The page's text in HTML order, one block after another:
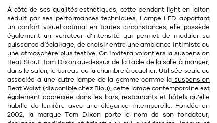
Tapis
Rideau de douche
Divers
bougie35
Bougie
pour la chambre15
Commode
Chevet
À côté de ses qualités esthétiques, cette pendant light en laiton
séduit par ses performances techniques. Lampe LED apportant
un confort visuel optimal en toutes circonstances, elle possède
également un variateur d’intensité qui permet de moduler sa
puissance d’éclairage, de choisir entre une ambiance intimiste ou
une atmosphère plus festive. On invitera volontiers la suspension
Beat Stout Tom Dixon au-dessus de la table de la salle à manger,
dans le salon, le bureau ou la chambre à coucher. Utilisée seule ou
associée à une autre lampe de la gamme comme la suspension
Beat Waist (disponible chez Blou), cette lampe contemporaine est
également appréciée dans les bars, restaurants et hôtels qu’elle
habille de lumière avec une élégance intemporelle. Fondée en
2002, la marque Tom Dixon porte le nom de son fondateur,